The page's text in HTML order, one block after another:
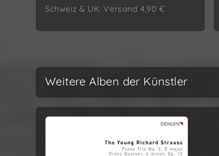
Schweiz & UK: Versand 4,90 €
Weitere Alben der Künstler